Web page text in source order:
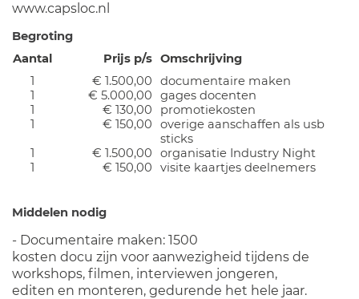
www.capsloc.nl
Begroting
Aantal
Prijs p/s Omschrijving
1
€ 1.500,00
documentaire maken
1
€ 5.000,00
gages docenten
1
€ 130,00
promotiekosten
1
€ 150,00
overige aanschaffen als usb
sticks
1
€ 1.500,00
organisatie Industry Night
1
€ 150,00 visite kaartjes deelnemers
Middelen nodig
- Documentaire maken: 1500
kosten docu zijn voor aanwezigheid tijdens de
workshops, filmen, interviewen jongeren,
editen en monteren, gedurende het hele jaar.